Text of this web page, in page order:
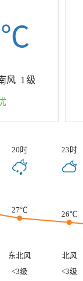
风 1级
℃
20时 23时
27℃
26℃
东北风 北风
<3级 <3级